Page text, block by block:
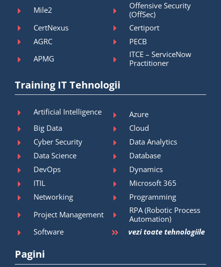
Mile2
Offensive Security
(OffSec)
CertNexus
Certiport
AGRC
PECB
APMG
ITCE – ServiceNow
Practitioner
Training IT Tehnologii
Artificial Intelligence
Azure
Big Data
Cloud
Cyber Security
Data Analytics
Data Science
Database
DevOps
Dynamics
ITIL
Microsoft 365
Networking
Programming
Project Management
RPA (Robotic Process
Automation)
Software
vezi toate tehnologiile
Pagini